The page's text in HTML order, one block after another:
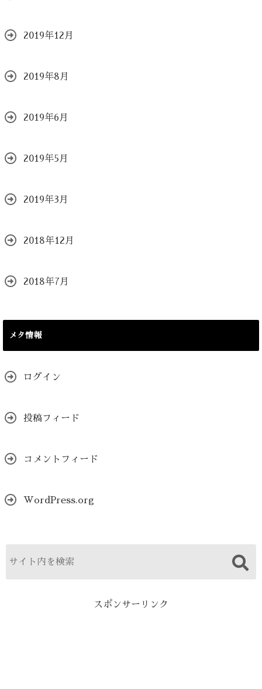
2019年12月
2019年8月
2019年6月
2019年5月
2019年3月
2018年12月
2018年7月
メタ情報
ログイン
投稿フィード
コメントフィード
WordPress.org
スポンサーリンク